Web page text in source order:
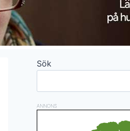
Sök
ANNONS